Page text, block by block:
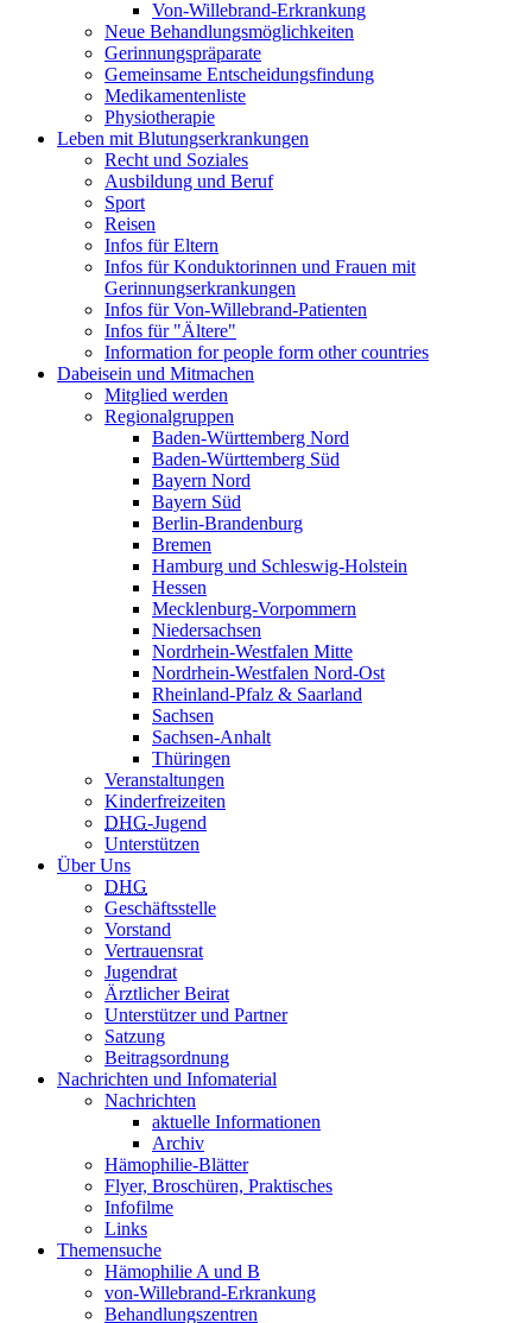
Von-Willebrand-Erkrankung
Neue Behandlungsmöglichkeiten
Gerinnungspräparate
Gemeinsame Entscheidungsfindung
Medikamentenliste
Physiotherapie
Leben mit Blutungserkrankungen
Recht und Soziales
Ausbildung und Beruf
Sport
Reisen
Infos für Eltern
Infos für Konduktorinnen und Frauen mit
Gerinnungserkrankungen
Infos für Von-Willebrand-Patienten
Infos für "Ältere"
Information for people form other countries
Dabeisein und Mitmachen
Mitglied werden
Regionalgruppen
Baden-Württemberg Nord
Baden-Württemberg Süd
Bayern Nord
Bayern Süd
Berlin-Brandenburg
Bremen
Hamburg und Schleswig-Holstein
Hessen
Mecklenburg-Vorpommern
Niedersachsen
Nordrhein-Westfalen Mitte
Nordrhein-Westfalen Nord-Ost
Rheinland-Pfalz & Saarland
Sachsen
Sachsen-Anhalt
Thüringen
Veranstaltungen
Kinderfreizeiten
DHG-Jugend
Unterstützen
Über Uns
DHG
Geschäftsstelle
Vorstand
Vertrauensrat
Jugendrat
Ärztlicher Beirat
Unterstützer und Partner
Satzung
Beitragsordnung
Nachrichten und Infomaterial
Nachrichten
aktuelle Informationen
Archiv
Hämophilie-Blätter
Flyer, Broschüren, Praktisches
Infofilme
Links
Themensuche
Hämophilie A und B
von-Willebrand-Erkrankung
Behandlungszentren